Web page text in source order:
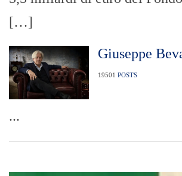
[…]
Giuseppe
19501 POSTS
...